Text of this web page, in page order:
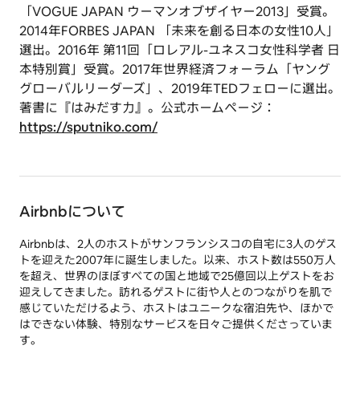
「VOGUE JAPAN ウーマンオブザイヤー2013」受賞。
2014年FORBES JAPAN 「未来を創る日本の女性10人」
選出。2016年 第11回「ロレアル-ユネスコ女性科学者 日
本特別賞」受賞。2017年世界経済フォーラム「ヤング
グローバルリーダーズ」、2019年TEDフェローに選出。
著書に『はみだす力』。公式ホームページ：
https://sputniko.com/
Airbnbについて
Airbnbは、2人のホストがサンフランシスコの自宅に3人のゲス
トを迎えた2007年に誕生しました。以来、ホスト数は550万人
を超え、世界のほぼすべての国と地域で25億回以上ゲストをお
迎えしてきました。訪れるゲストに街や人とのつながりを肌で
感じていただけるよう、ホストはユニークな宿泊先や、ほかで
はできない体験、特別なサービスを日々ご提供くださっていま
す。